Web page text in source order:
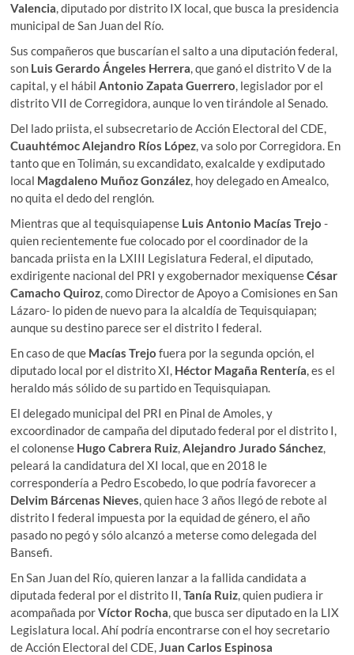
Valencia, diputado por distrito IX local, que busca la presidencia
municipal de San Juan del Río.
Sus compañeros que buscarían el salto a una diputación federal,
son Luis Gerardo Ángeles Herrera, que ganó el distrito V de la
capital, y el hábilAntonio Zapata Guerrero, legislador por el
distrito VII de Corregidora, aunque lo ven tirándole al Senado.
Del lado priista, el subsecretario de Acción Electoral del CDE,
Cuauhtémoc Alejandro Ríos López, va solo por Corregidora. En
tanto que en Tolimán, su excandidato, exalcalde y exdiputado
local Magdaleno Muñoz González, hoy delegado en Amealco,
no quita el dedo del renglón.
Mientras que al tequisquiapense Luis Antonio Macías Trejo -
quien recientemente fue colocado por el coordinador de la
bancada priista en la LXIII Legislatura Federal, el diputado,
exdirigente nacional del PRI y exgobernador mexiquenseCésar
Camacho Quiroz, como Director de Apoyo a Comisiones en San
Lázaro- lo piden de nuevo para la alcaldía de Tequisquiapan;
aunque su destino parece ser el distrito I federal.
En caso de que Macías Trejo fuera por la segunda opción, el
diputado local por el distrito XI, Héctor Magaña Rentería, es el
heraldo más sólido de su partido en Tequisquiapan.
El delegado municipal del PRI en Pinal de Amoles, y
excoordinador de campaña del diputado federal por el distrito I,
el colonense Hugo Cabrera Ruiz,Alejandro Jurado Sánchez,
peleará la candidatura del XI local, que en 2018 le
correspondería a Pedro Escobedo, lo que podría favorecer a
Delvim Bárcenas Nieves, quien hace 3 años llegó de rebote al
distrito I federal impuesta por la equidad de género, el año
pasado no pegó y sólo alcanzó a meterse como delegada del
Bansefi.
En San Juan del Río, quieren lanzar a la fallida candidata a
diputada federal por el distrito II,Tanía Ruiz, quien pudiera ir
acompañada porVíctor Rocha, que busca ser diputado en la LIX
Legislatura local. Ahí podría encontrarse con el hoy secretario
de Acción Electoral del CDE,Juan Carlos Espinosa